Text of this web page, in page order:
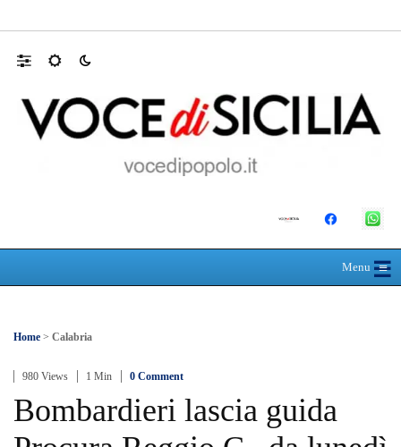
Menu≡
☰
Home > Calabria
980 Views 1 Min 0 Comment
Bombardieri lascia guida